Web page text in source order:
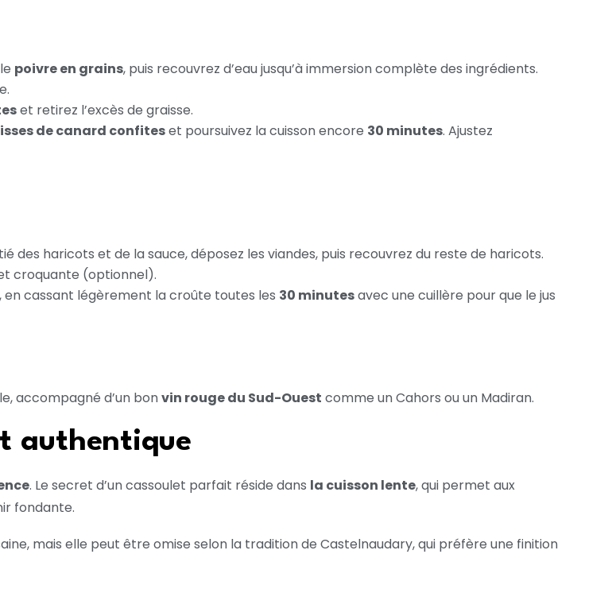
poivre en grains, puis recouvrez d’eau jusqu’à immersion complète des ingrédients.
et retirez l’excès de graisse.
de canard confiteset poursuivez la cuisson encore 30 minutes. Ajustez
des haricots et de la sauce, déposez les viandes, puis recouvrez du reste de haricots.
croquante (optionnel).
, en cassant légèrement la croûte toutes les 30 minutesavec une cuillère pour que le jus
accompagné d’un bonvin rouge du Sud-Ouest comme un Cahors ou un Madiran.
authentique
. Le secret d’un cassoulet parfait réside dans la cuisson lente, qui permet aux
fondante.
mais elle peut être omise selon la tradition de Castelnaudary, qui préfère une finition